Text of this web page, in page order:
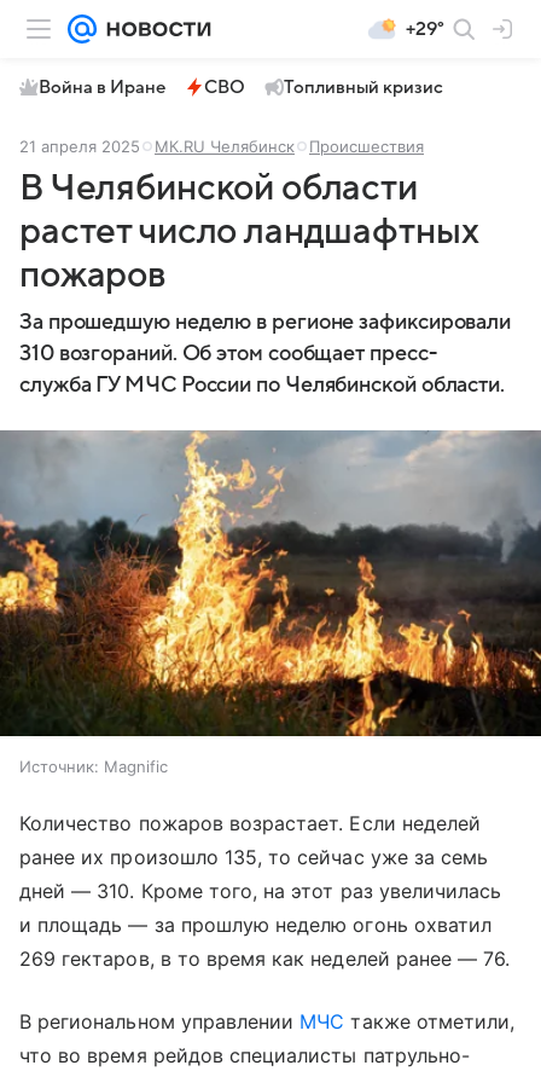
+29°
Война в Иране СВО Топливный кризис
21 апреля 2025 МК.RU Челябинск Происшествия
В Челябинской области
растет число ландшафтных
пожаров
За прошедшую неделю в регионе зафиксировали
310 возгораний. Об этом сообщает пресс-
служба ГУ МЧС России по Челябинской области.
Источник: Magnific
Количество пожаров возрастает. Если неделей
ранее их произошло 135, то сейчас уже за семь
дней — 310. Кроме того, на этот раз увеличилась
и площадь — за прошлую неделю огонь охватил
269 гектаров, в то время как неделей ранее — 76.
В региональном управлении МЧС также отметили,
что во время рейдов специалисты патрульно-